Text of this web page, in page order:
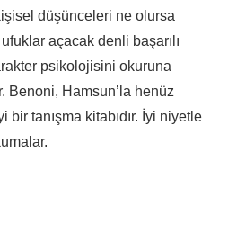
düşünceleri ne olursa
açacak denli başarılı
psikolojisini okuruna
Benoni, Hamsun’la henüz
bir tanışma kitabıdır. İyi niyetle